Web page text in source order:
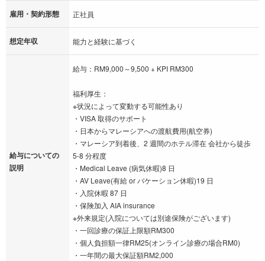
雇用・契約形態 正社員
想定年収 能力と経験に基づく
給与についての
説明
給与：RM9,000～9,500 + KPI RM300
福利厚生：
※状況によって変動する可能性あり
・VISA 取得のサポート
・日本からマレーシアへの渡航費用(航空券)
・マレーシア到着後、2 週間のホテル滞在 会社から徒歩
5-8 分程度
・Medical Leave (病気休暇)8 日
・AV Leave(有給 or バケーション休暇)19 日
・入院休暇 87 日
・保険加入 AIA insurance
※外来規定(入院については別途保険がございます)
・一回診療の保証上限額RM300
・個人負担額一律RM25(オンライン診療の場合RM0)
・一年間の最大保証額RM2,000